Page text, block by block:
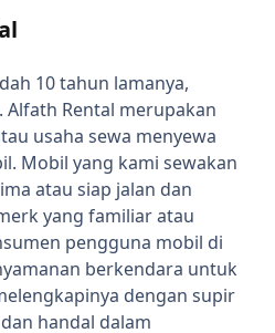
10 tahun lamanya,
Rental merupakan
usaha sewa menyewa
Mobil yang kami sewakan
atau siap jalan dan
yang familiar atau
pengguna mobil di
berkendara untuk
dengan supir
handal dalam